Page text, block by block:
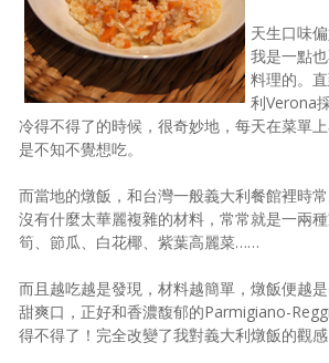
照相簿
影音區
創意出版服務
歷史區
關於Yilan
個人著作
活動實況記錄
媒體報導一覽
天生口味
我是一點
料理的。
利Verona
冷得不得了的時候，很奇妙地，每天在菜單
是不知不覺想吃。
而當地的燉飯，和台灣一般義大利餐館裡時
沒有什麼太華麗複雜的材料，常常就是一兩
筍、節瓜、白花椰、紫葉高麗菜……
而且越吃越是發現，材料越簡單，燉飯便越
甜爽口，正好和香濃馥郁的Parmigiano-
得不得了！完全改變了我對義大利燉飯的觀感